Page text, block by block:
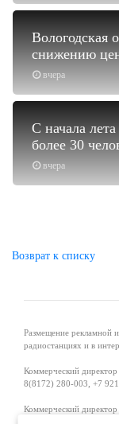
вчера
Вологодская
снижению
вчера
С начала
более 30
Возврат к списку
Размещение рекламной
радиостанциях и в
Коммерческий
8(8172) 280-003, +7
Коммерческий